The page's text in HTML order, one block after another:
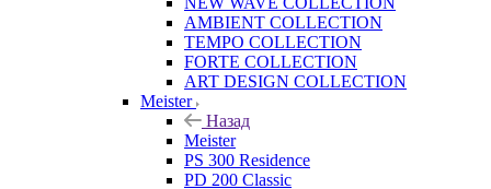
AMBIENT COLLECTION
TEMPO COLLECTION
FORTE COLLECTION
ART DESIGN COLLECTION
Meister
Назад
Meister
PS 300 Residence
PD 200 Classic